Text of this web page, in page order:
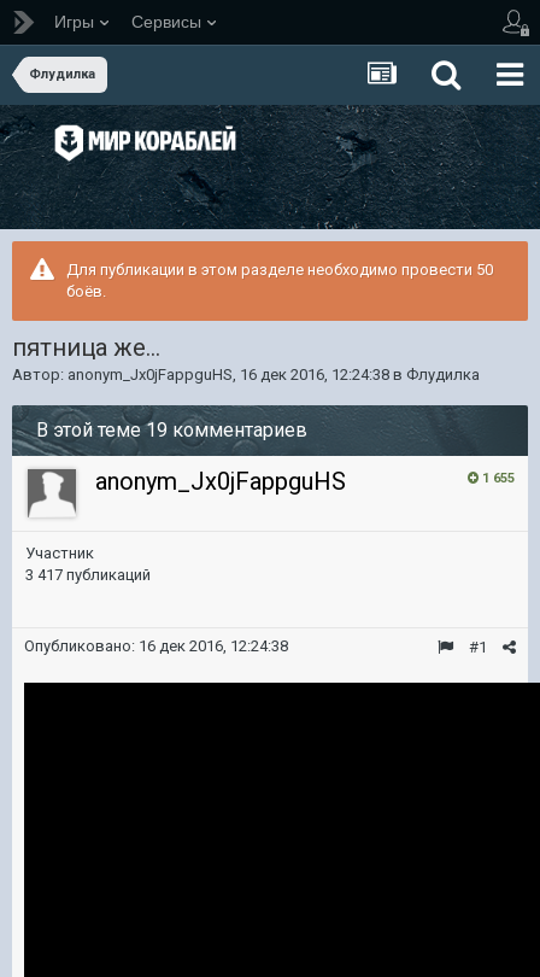
Игры Сервисы
Флудилка
Для публикации в этом разделе необходимо провести 50
боёв.
пятница же...
Автор: anonym_Jx0jFappguHS, 16 дек 2016, 12:24:38 в Флудилка
В этой теме 19 комментариев
1 655
anonym_Jx0jFappguHS
Участник
3 417 публикаций
#1
Опубликовано: 16 дек 2016, 12:24:38